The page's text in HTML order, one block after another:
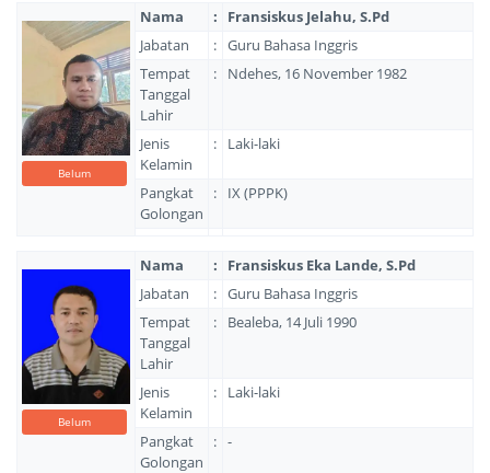
Belum
Nama :
Fransiskus Jelahu, S.Pd
Jabatan
: Guru Bahasa Inggris
Tempat
Tanggal
Lahir
: Ndehes, 16 November 1982
Jenis
Kelamin
: Laki-laki
Pangkat
Golongan
: IX (PPPK)
Belum
Nama :
Fransiskus Eka Lande, S.Pd
Jabatan
: Guru Bahasa Inggris
Tempat
Tanggal
Lahir
: Bealeba, 14 Juli 1990
Jenis
Kelamin
: Laki-laki
Pangkat
Golongan
: -